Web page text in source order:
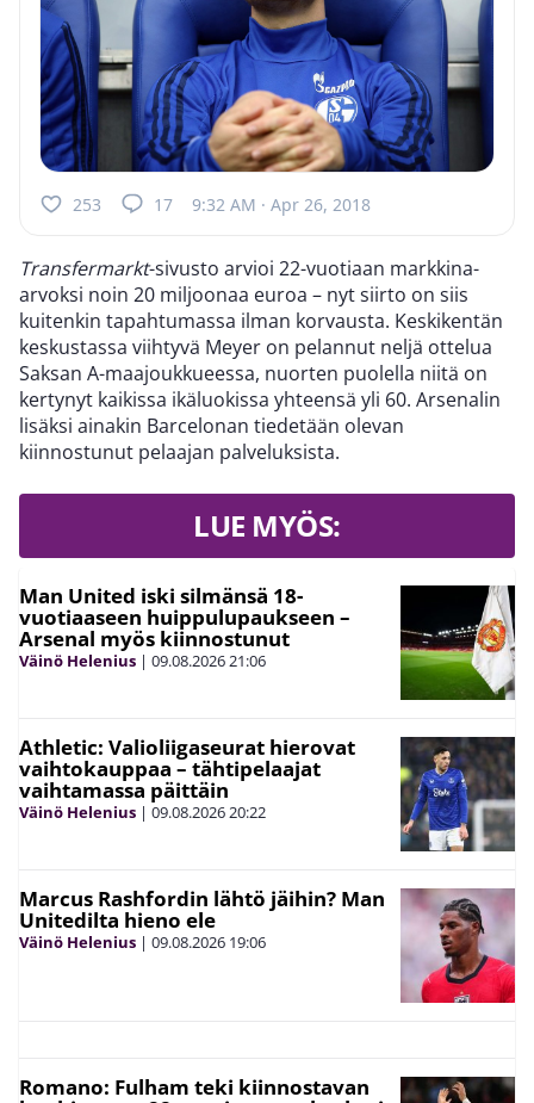
253 17 9:32 AM · Apr 26, 2018
Transfermarkt-sivusto arvioi 22-vuotiaan markkina-
arvoksi noin 20 miljoonaa euroa – nyt siirto on siis
kuitenkin tapahtumassa ilman korvausta. Keskikentän
keskustassa viihtyvä Meyer on pelannut neljä ottelua
Saksan A-maajoukkueessa, nuorten puolella niitä on
kertynyt kaikissa ikäluokissa yhteensä yli 60. Arsenalin
lisäksi ainakin Barcelonan tiedetään olevan
kiinnostunut pelaajan palveluksista.
LUE MYÖS:
Man United iski silmänsä 18-
vuotiaaseen huippulupaukseen –
Arsenal myös kiinnostunut
Väinö Helenius | 09.08.202621:06
Athletic: Valioliigaseurat hierovat
vaihtokauppaa – tähtipelaajat
vaihtamassa päittäin
Väinö Helenius | 09.08.202620:22
Marcus Rashfordin lähtö jäihin? Man
Unitedilta hieno ele
Väinö Helenius | 09.08.2026 19:06
Romano: Fulham teki kiinnostavan